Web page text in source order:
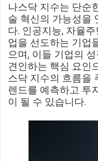
나스닥 지수는 단순
술 혁신의 가능성을
다. 인공지능, 자율
업을 선도하는 기업
으며, 이들 기업의
견인하는 핵심 요인
스닥 지수의 흐름을
렌드를 예측하고 투
이 될 수 있습니다.